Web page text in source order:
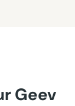
Geev